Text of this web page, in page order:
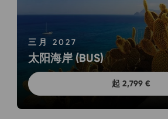
三月 2027
太阳海岸 (BUS)
起 2,799 €